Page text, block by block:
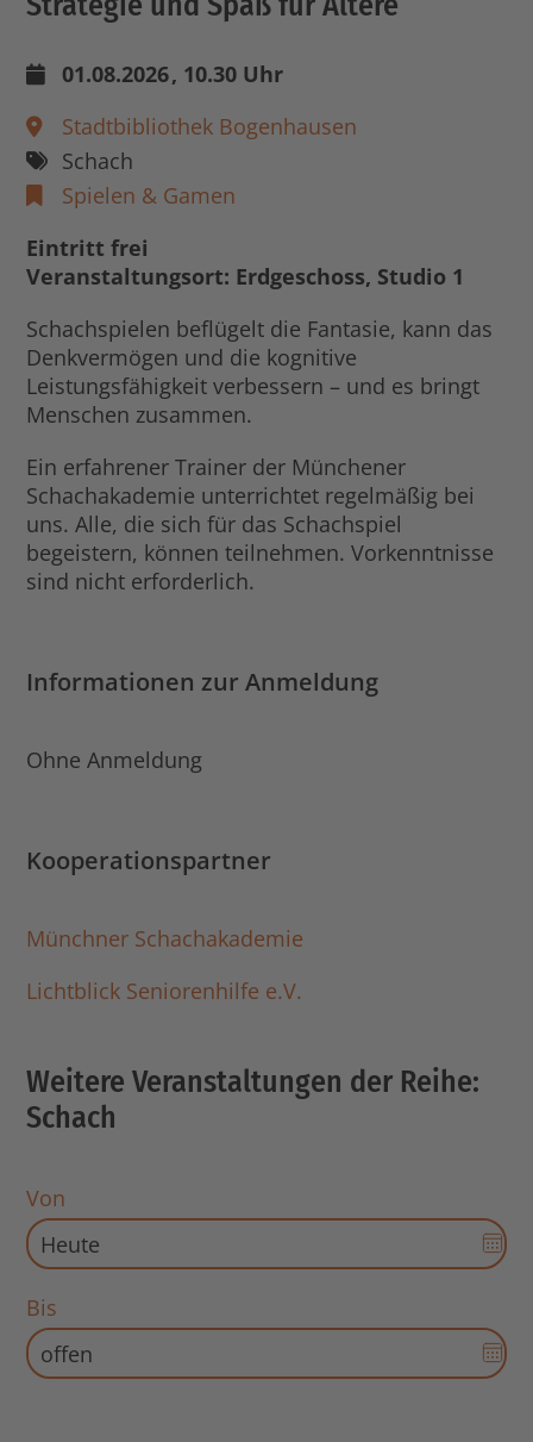
01.08.2026, 10.30 Uhr
Stadtbibliothek Bogenhausen
Schach
Spielen & Gamen
Eintritt frei
Veranstaltungsort: Erdgeschoss, Studio 1
Schachspielen beflügelt die Fantasie, kann das
Denkvermögen und die kognitive
Leistungsfähigkeit verbessern – und es bringt
Menschen zusammen.
Ein erfahrener Trainer der Münchener
Schachakademie unterrichtet regelmäßig bei
uns. Alle, die sich für das Schachspiel
begeistern, können teilnehmen. Vorkenntnisse
sind nicht erforderlich.
Informationen zur Anmeldung
Ohne Anmeldung
Kooperationspartner
Münchner Schachakademie
Lichtblick Seniorenhilfe e.V.
Weitere Veranstaltungen der Reihe:
Schach
Von
Bis